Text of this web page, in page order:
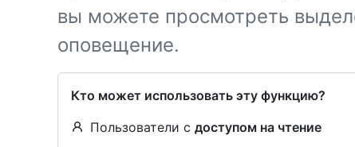
вы можете просмотреть
оповещение.
Кто может использовать эту функцию?
Пользователи с доступом на чтение